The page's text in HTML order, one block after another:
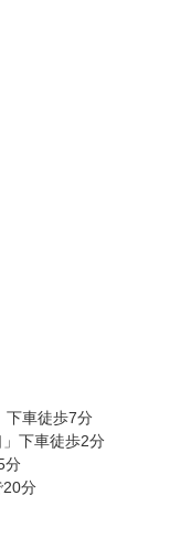
下車徒歩7分
下車徒歩2分
分
20分